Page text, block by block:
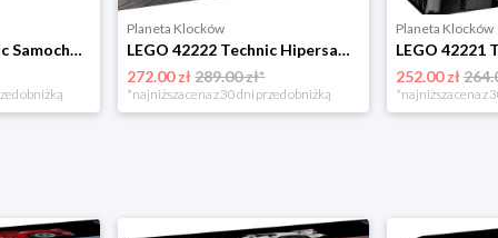
LEGO 42223 Technic Samochód wyścigowy 1966 Ford Lego
obniżką
Planeta Klocków
LEGO 42222 Technic Hipersamochód Bugatti Chiron Lego
272.00 zł289.00 zł*
*najniższa cena z 30 dni przed obniżką
Planeta Klocków
252.00 zł
*najniższa cena z